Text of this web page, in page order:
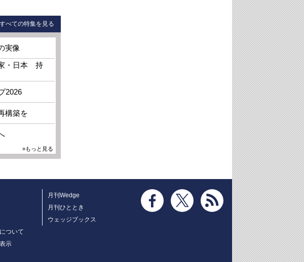
べての特集を見る
実像
・日本 持
2026
構築を
»もっと見る
ついて
示
月刊Wedge
月刊ひととき
ウェッジブックス